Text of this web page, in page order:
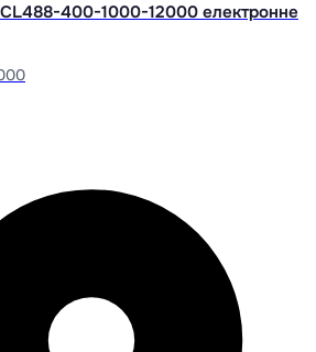
400-1000-12000 електронне